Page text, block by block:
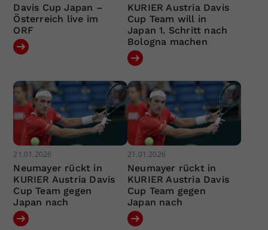
Davis Cup Japan –
Österreich live im
ORF
KURIER Austria Davis
Cup Team will in
Japan 1. Schritt nach
Bologna machen
21.01.2026
Neumayer rückt in
KURIER Austria Davis
Cup Team gegen
Japan nach
21.01.2026
Neumayer rückt in
KURIER Austria Davis
Cup Team gegen
Japan nach